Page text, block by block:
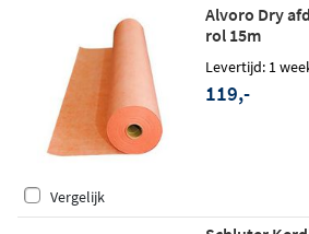
Alvoro Dry
rol 15m
Levertijd: 1
119,-
Vergelijk